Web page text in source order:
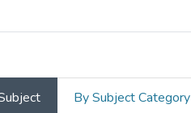
By Subject Category